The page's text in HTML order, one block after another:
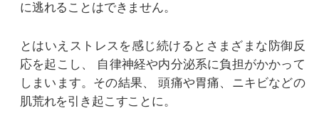
に逃れることはできません。
とはいえストレスを感じ続けるとさまざまな防御反
応を起こし、
自律神経や内分泌系に負担がかかって
しまいます。その結果、
頭痛や胃痛、ニキビなどの
肌荒れを引き起こすことに。